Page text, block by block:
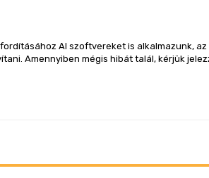
AI szoftvereket is alkalmazunk, az
Amennyiben mégis hibát talál, kérjük